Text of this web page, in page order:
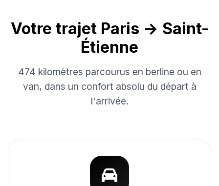
Votre trajet Paris → Saint-
Étienne
474 kilomètres parcourus en berline ou en
van, dans un confort absolu du départ à
l'arrivée.